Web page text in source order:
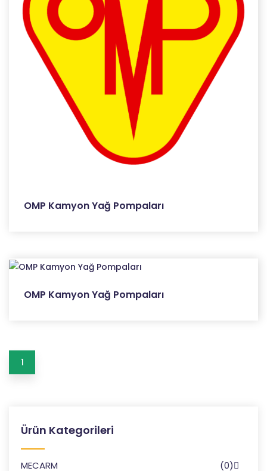
OMP Kamyon Yağ Pompaları
OMP Kamyon Yağ Pompaları
1
Ürün Kategorileri
MECARM (0)